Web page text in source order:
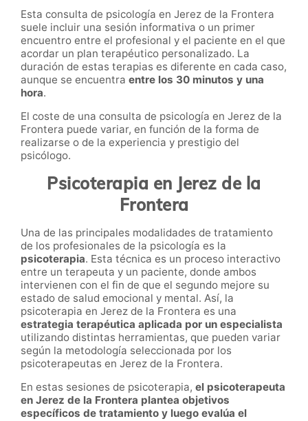
Esta consulta de psicología en Jerez de la Frontera
suele incluir una sesión informativa o un primer
encuentro entre el profesional y el paciente en el que
acordar un plan terapéutico personalizado. La
duración de estas terapias es diferente en cada caso,
aunque se encuentra entre los 30 minutos y una
hora.
El coste de una consulta de psicología en Jerez de la
Frontera puede variar, en función de la forma de
realizarse o de la experiencia y prestigio del
psicólogo.
Psicoterapia en Jerez de la
Frontera
Una de las principales modalidades de tratamiento
de los profesionales de la psicología es la
psicoterapia. Esta técnica es un proceso interactivo
entre un terapeuta y un paciente, donde ambos
intervienen con el fin de que el segundo mejore su
estado de salud emocional y mental. Así, la
psicoterapia en Jerez de la Frontera es una
estrategia terapéutica aplicada por un especialista
utilizando distintas herramientas, que pueden variar
según la metodología seleccionada por los
psicoterapeutas en Jerez de la Frontera.
En estas sesiones de psicoterapia, el psicoterapeuta
en Jerez de la Frontera plantea objetivos
específicos de tratamiento y luego evalúa el